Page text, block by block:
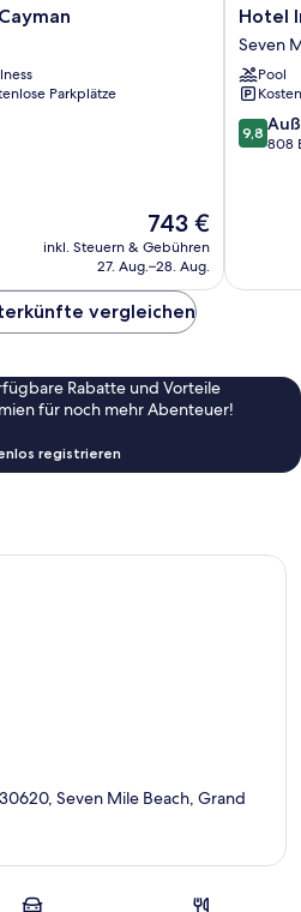
Parkplätze
Der
Preis
beträgt
743 €
inkl. Steuern & Gebühren
27. Aug.–28. Aug.
Hotel
Indigo
Grand
Cayman
by
IHG
Seven
Hotel
Seven
Pool
9.8
von
9,8
808
vergleichen
Rabatte und Vorteile
für noch mehr Abenteuer!
registrieren
Seven Mile Beach, Grand